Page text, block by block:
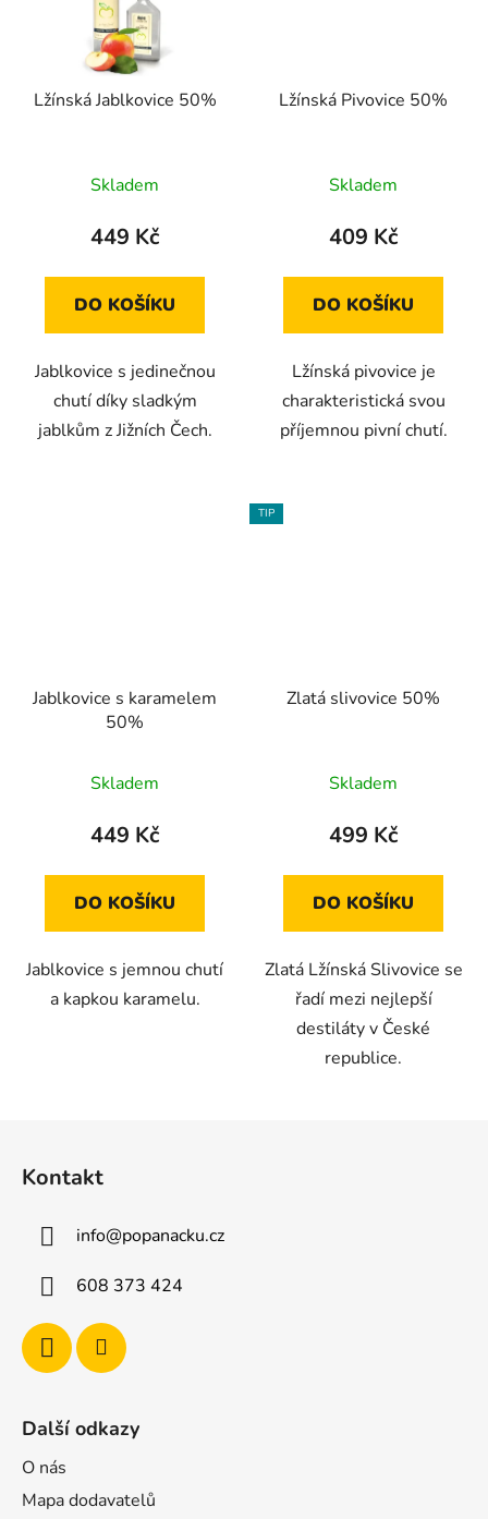
Lžínská Jablkovice 50%
hodnocení
produktu
5,0
z
hvězdiček.
Skladem
449 Kč
DO KOŠÍKU
Jablkovice s jedinečnou
chutí díky sladkým
jablkům z Jižních Čech.
Lžínská Pivovice 50%
Skladem
409 Kč
DO KOŠÍKU
Lžínská pivovice je
charakteristická svou
příjemnou pivní chutí.
Jablkovice s karamelem
50%
Skladem
449 Kč
DO KOŠÍKU
Jablkovice s jemnou chutí
a kapkou karamelu.
TIP
Zlatá slivovice 50%
hodnocení
produktu
5,0
z
hvězdiček.
Skladem
499 Kč
DO KOŠÍKU
Zlatá Lžínská Slivovice se
řadí mezi nejlepší
destiláty v České
republice.
Kontakt
info@popanacku.cz
608 373 424
Další odkazy
O nás
Mapa dodavatelů